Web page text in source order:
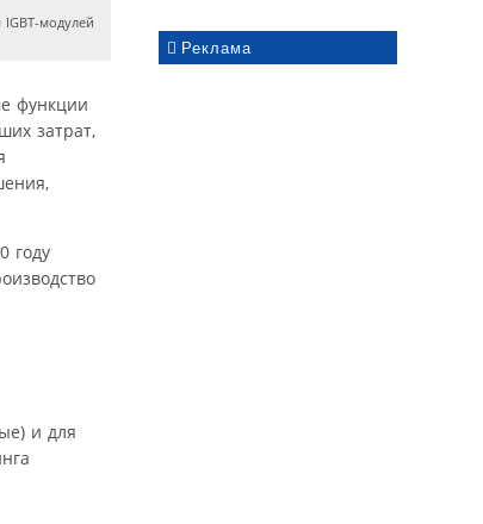
Реклама
модулей
функции
затрат,
году
и для